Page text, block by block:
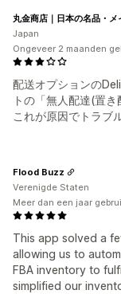
配送オプションの
トの「無人配達(置き
これが原因でトラブ
丸金商店｜日本の名品・
Japan
Ongeveer 2 maanden
This app solved a
allowing us to
FBA inventory to
simplified our
Flood Buzz
Verenigde Staten
Meer dan een jaar